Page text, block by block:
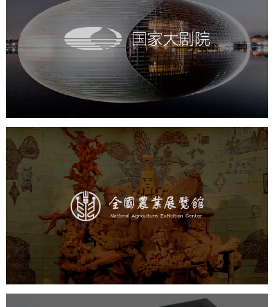
国家大剧院
文化艺术 剧院 智慧展馆 展馆网站建设
农业展览馆
文化艺术 展馆网站建设
博物馆展厅设计
数字博物馆建设
展厅空间设计
企业展厅设计
公司展厅设计
北京展厅设计 产品展厅设计